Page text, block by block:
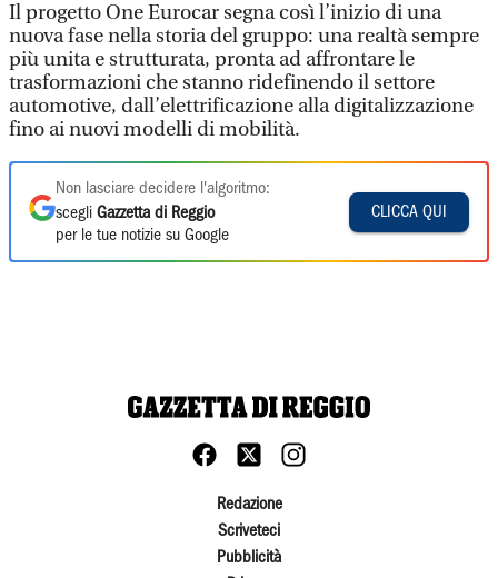
Il progetto One Eurocar segna così l’inizio di una
nuova fase nella storia del gruppo: una realtà sempre
più unita e strutturata, pronta ad affrontare le
trasformazioni che stanno ridefinendo il settore
automotive, dall’elettrificazione alla digitalizzazione
fino ai nuovi modelli di mobilità.
Non lasciare decidere l'algoritmo:
scegli Gazzetta di Reggio
per le tue notizie su Google
CLICCA QUI
Redazione
Scriveteci
Pubblicità